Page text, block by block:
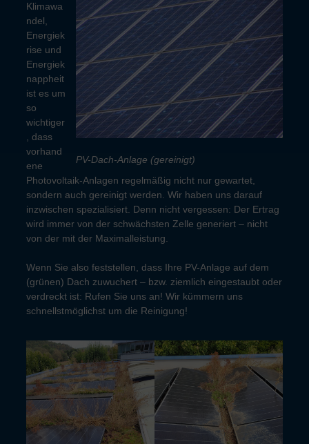
PV-Dach-Anlage (gereinigt)
Klimawa
ndel,
Energiek
rise und
Energiek
nappheit
ist es um
so
wichtiger
, dass
vorhand
ene
Photovoltaik-Anlagen regelmäßig nicht nur gewartet,
sondern auch gereinigt werden. Wir haben uns darauf
inzwischen spezialisiert. Denn nicht vergessen: Der Ertrag
wird immer von der schwächsten Zelle generiert – nicht
von der mit der Maximalleistung.
Wenn Sie also feststellen, dass Ihre PV-Anlage auf dem
(grünen) Dach zuwuchert – bzw. ziemlich eingestaubt oder
verdreckt ist: Rufen Sie uns an! Wir kümmern uns
schnellstmöglichst um die Reinigung!